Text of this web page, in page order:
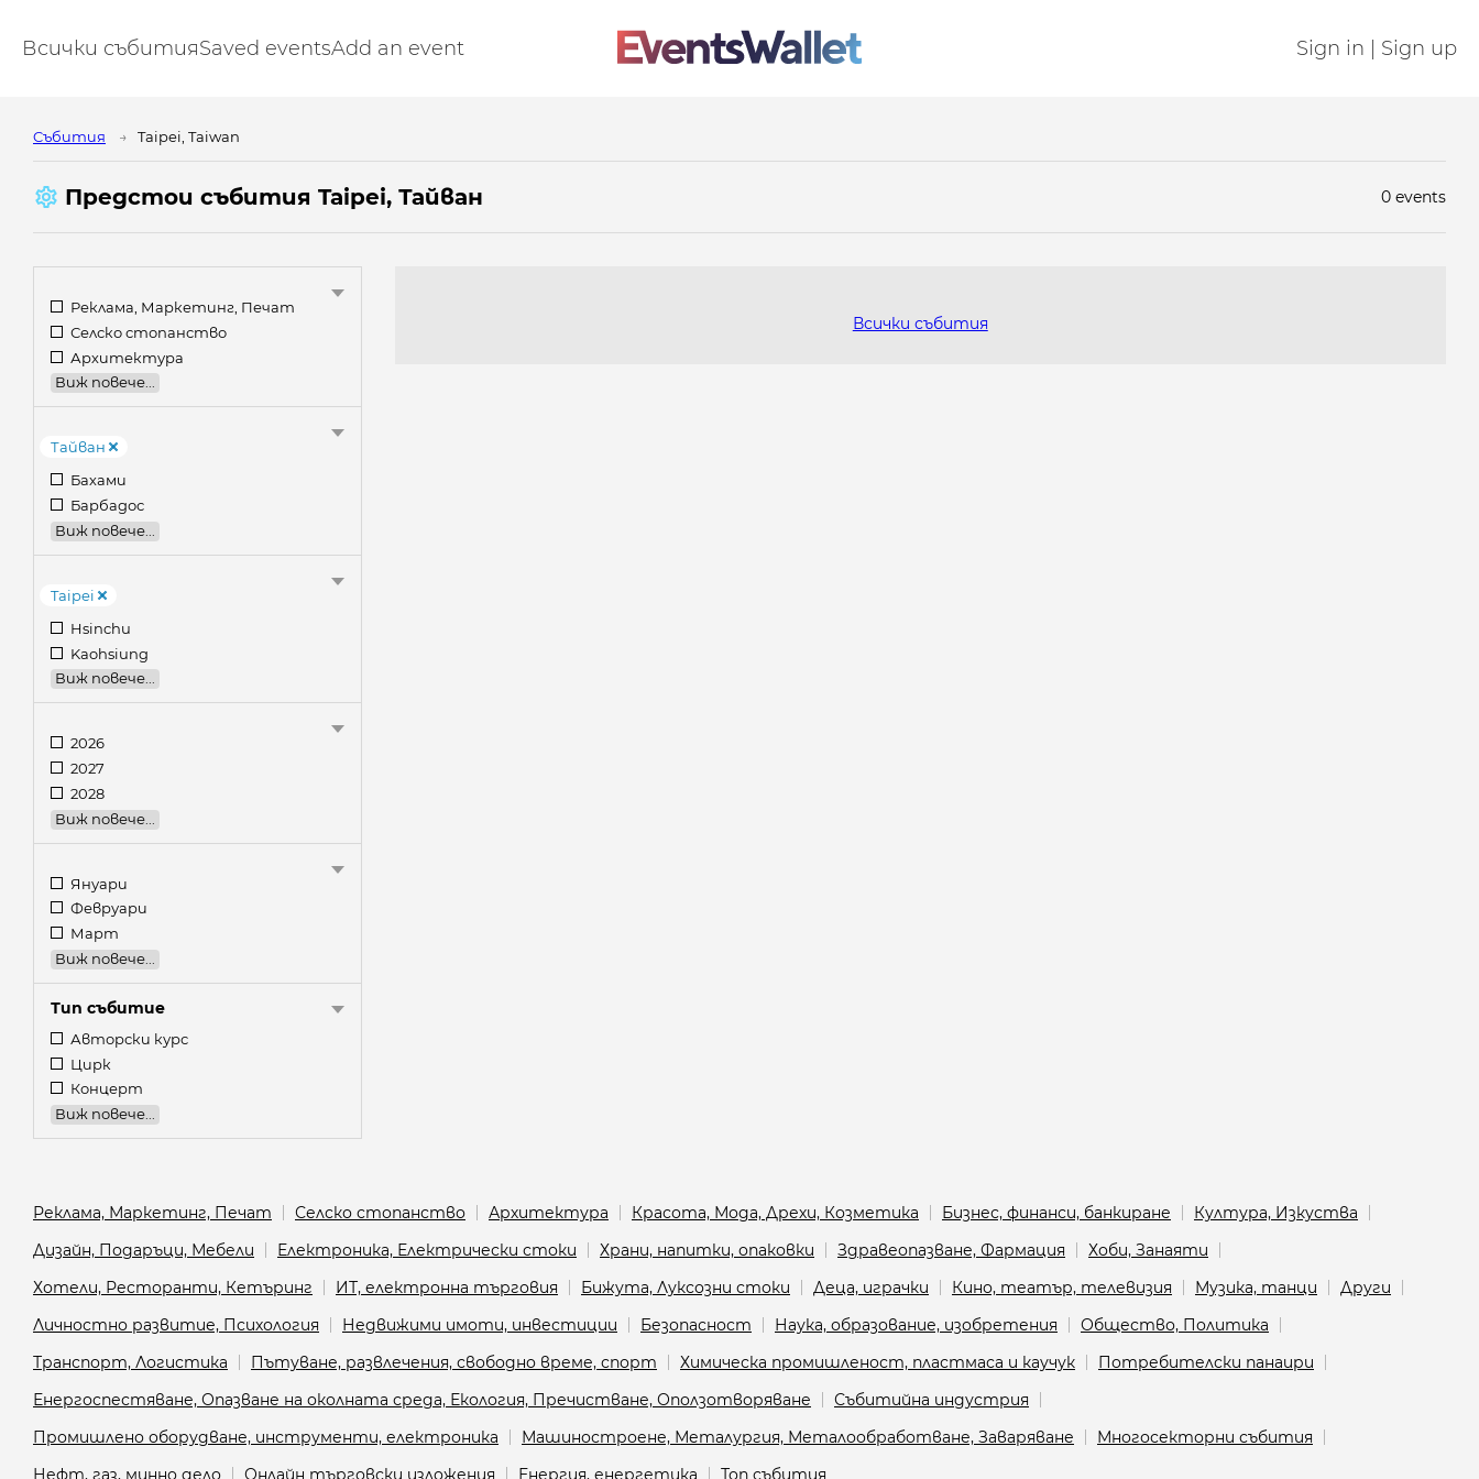
Всички събитияSaved eventsAdd an event Sign in | Sign up
Cъбития Taipei, Taiwan
Предстои cъбития Taipei, Тайван 0 events
Реклама, Маркетинг, Печат
Селско стопанство
Архитектура
Виж повече...
Тайван
Бахами
Барбадос
Виж повече...
Taipei
Hsinchu
Kaohsiung
Виж повече...
2026
2027
2028
Виж повече...
Януари
Февруари
Март
Виж повече...
Тип събитие
Авторски курс
Цирк
Концерт
Виж повече...
Всички събития
Реклама, Маркетинг, Печат Селско стопанство Архитектура Красота, Мода, Дрехи, Козметика Бизнес, финанси, банкиране
Култура, Изкуства
Дизайн, Подаръци, Мебели
Електроника, Електрически стоки Храни, напитки, опаковки Здравеопазване, Фармация
Хоби, Занаяти
Хотели, Ресторанти, Кетъринг
ИТ, електронна търговия Бижута, Луксозни стоки Деца, играчки Кино, театър, телевизия Музика, танци
Други
Личностно развитие, Психология
Недвижими имоти, инвестиции Безопасност Наука, образование, изобретения
Общество, Политика
Транспорт, Логистика
Пътуване, развлечения, свободно време, спорт Химическа промишленост, пластмаса и каучук
Потребителски панаири
Енергоспестяване, Опазване на околната среда, Екология, Пречистване, Оползотворяване
Събитийна индустрия
Промишлено оборудване, инструменти, електроника
Машиностроене, Металургия, Металообработване, Заваряване
Многосекторни събития
Нефт, газ, минно дело
Онлайн търговски изложения Енергия, енергетика Топ събития